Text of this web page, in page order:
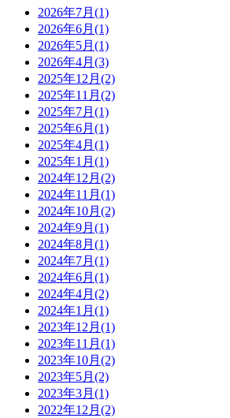
2026年7月(1)
2026年6月(1)
2026年5月(1)
2026年4月(3)
2025年12月(2)
2025年11月(2)
2025年7月(1)
2025年6月(1)
2025年4月(1)
2025年1月(1)
2024年12月(2)
2024年11月(1)
2024年10月(2)
2024年9月(1)
2024年8月(1)
2024年7月(1)
2024年6月(1)
2024年4月(2)
2024年1月(1)
2023年12月(1)
2023年11月(1)
2023年10月(2)
2023年5月(2)
2023年3月(1)
2022年12月(2)